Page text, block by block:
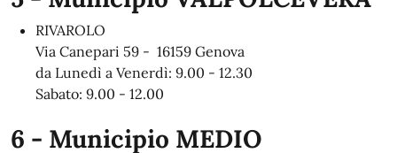
RIVAROLO
Via Canepari 59 - 16159 Genova
da Lunedì a Venerdì: 9.00 - 12.30
Sabato: 9.00 - 12.00
6 - Municipio MEDIO